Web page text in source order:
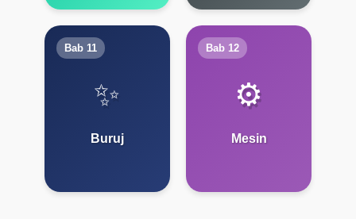
Bab 11
✨
Buruj
Bab 12
⚙️
Mesin